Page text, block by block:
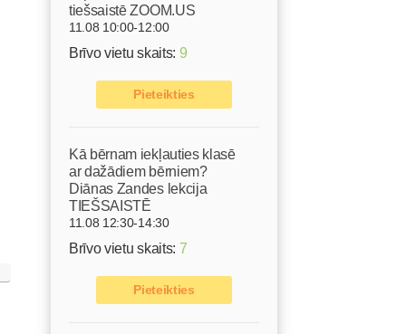
tiešsaistē ZOOM.US
11.08 10:00-12:00
Brīvo vietu skaits: 9
Pieteikties
Kā bērnam iekļauties klasē
ar dažādiem bērniem?
Diānas Zandes lekcija
TIEŠSAISTĒ
11.08 12:30-14:30
Brīvo vietu skaits: 7
Pieteikties